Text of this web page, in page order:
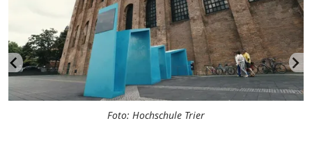
Foto: Hochschule Trier